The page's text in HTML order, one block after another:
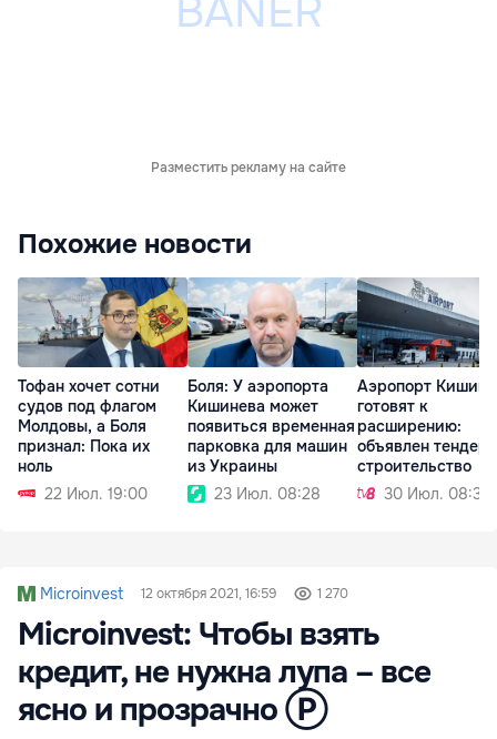
Разместить рекламу на сайте
Похожие новости
Тофан хочет сотни
судов под флагом
Молдовы, а Боля
признал: Пока их
ноль
22 Июл. 19:00
Боля: У аэропорта
Кишинева может
появиться временная
парковка для машин
из Украины
23 Июл. 08:28
Аэропорт
готовят к
расширению:
объявлен тендер
строительство
30 Июл. 08:36
Microinvest 12 октября 2021, 16:59 1 270
Microinvest: Чтобы взять
кредит, не нужна лупа – все
ясно и прозрачно Ⓟ